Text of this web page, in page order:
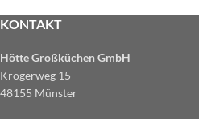
KONTAKT
Hötte Großküchen GmbH
Krögerweg 15
48155 Münster